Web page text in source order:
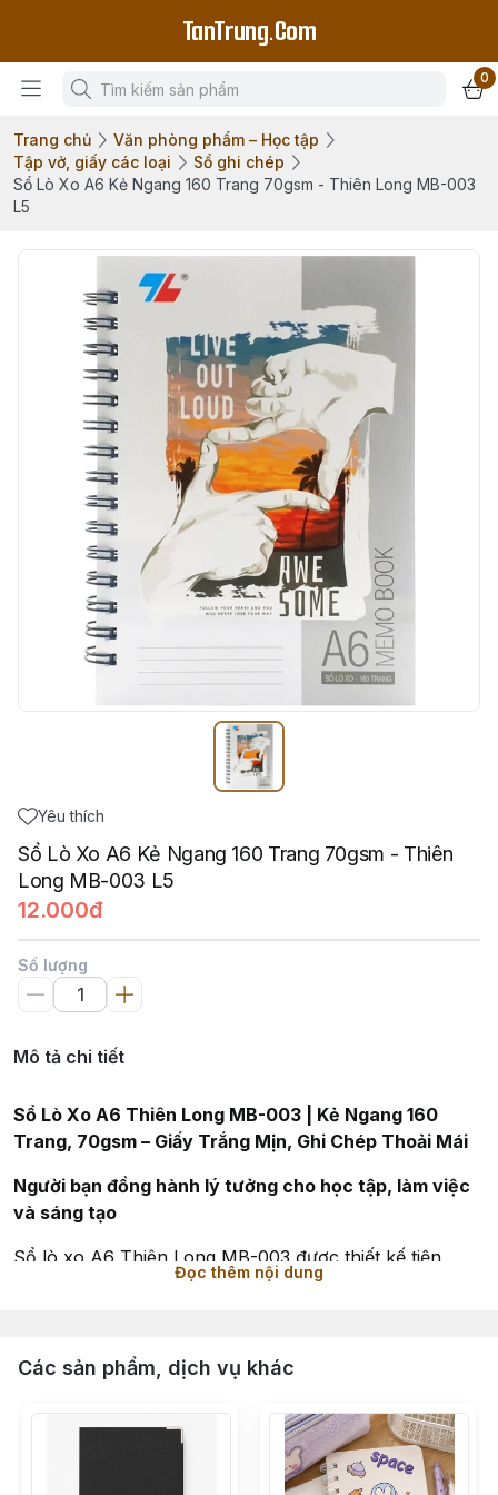
TanTrung.Com
0
Trang chủ
Văn phòng phẩm – Học tập
Tập vở, giấy các loại
Sổ ghi chép
Sổ Lò Xo A6 Kẻ Ngang 160 Trang 70gsm - Thiên Long MB-003
L5
Yêu thích
Sổ Lò Xo A6 Kẻ Ngang 160 Trang 70gsm - Thiên
Long MB-003 L5
12.000đ
Số lượng
Mô tả chi tiết
Sổ Lò Xo A6 Thiên Long MB-003 | Kẻ Ngang 160
Trang, 70gsm – Giấy Trắng Mịn, Ghi Chép Thoải Mái
Người bạn đồng hành lý tưởng cho học tập, làm việc
và sáng tạo
Sổ lò xo A6 Thiên Long MB-003 được thiết kế tiện
dụng, giúp người dùng dễ dàng ghi chú, viết nhật ký,
lựa chọn hoàn hảo cho học sinh, sinh viên và nhân
Đặc điểm nổi bật:
Đọc thêm nội dung
Các sản phẩm, dịch vụ khác